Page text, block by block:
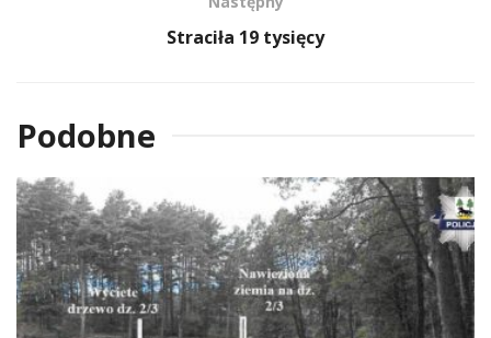
Straciła 19 tysięcy
Podobne